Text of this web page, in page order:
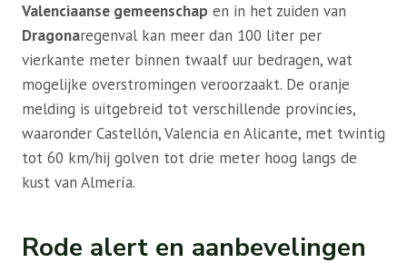
Valenciaanse gemeenschap en in het zuiden van
Dragonaregenval kan meer dan 100 liter per
vierkante meter binnen twaalf uur bedragen, wat
mogelijke overstromingen veroorzaakt. De oranje
melding is uitgebreid tot verschillende provincies,
waaronder Castellón, Valencia en Alicante, met twintig
tot 60 km/hij golven tot drie meter hoog langs de
kust van Almería.
Rode alert en aanbevelingen